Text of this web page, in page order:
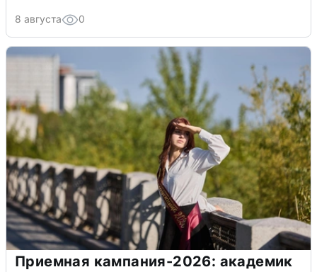
8 августа 0
Приемная кампания-2026: академик